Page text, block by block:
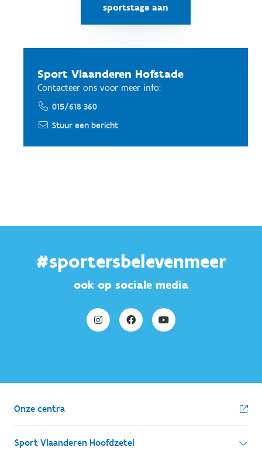
sportstage aan
Sport Vlaanderen Hofstade
Contacteer ons voor meer info:
015/618 360
Stuur een bericht
#sportersbelevenmeer
ook op sociale media
Onze centra
Sport Vlaanderen Hoofdzetel